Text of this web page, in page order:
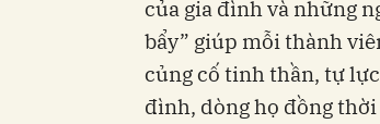
của gia đình và những
bẩy” giúp mỗi thành
củng cố tinh thần, tự
đình, dòng họ đồng